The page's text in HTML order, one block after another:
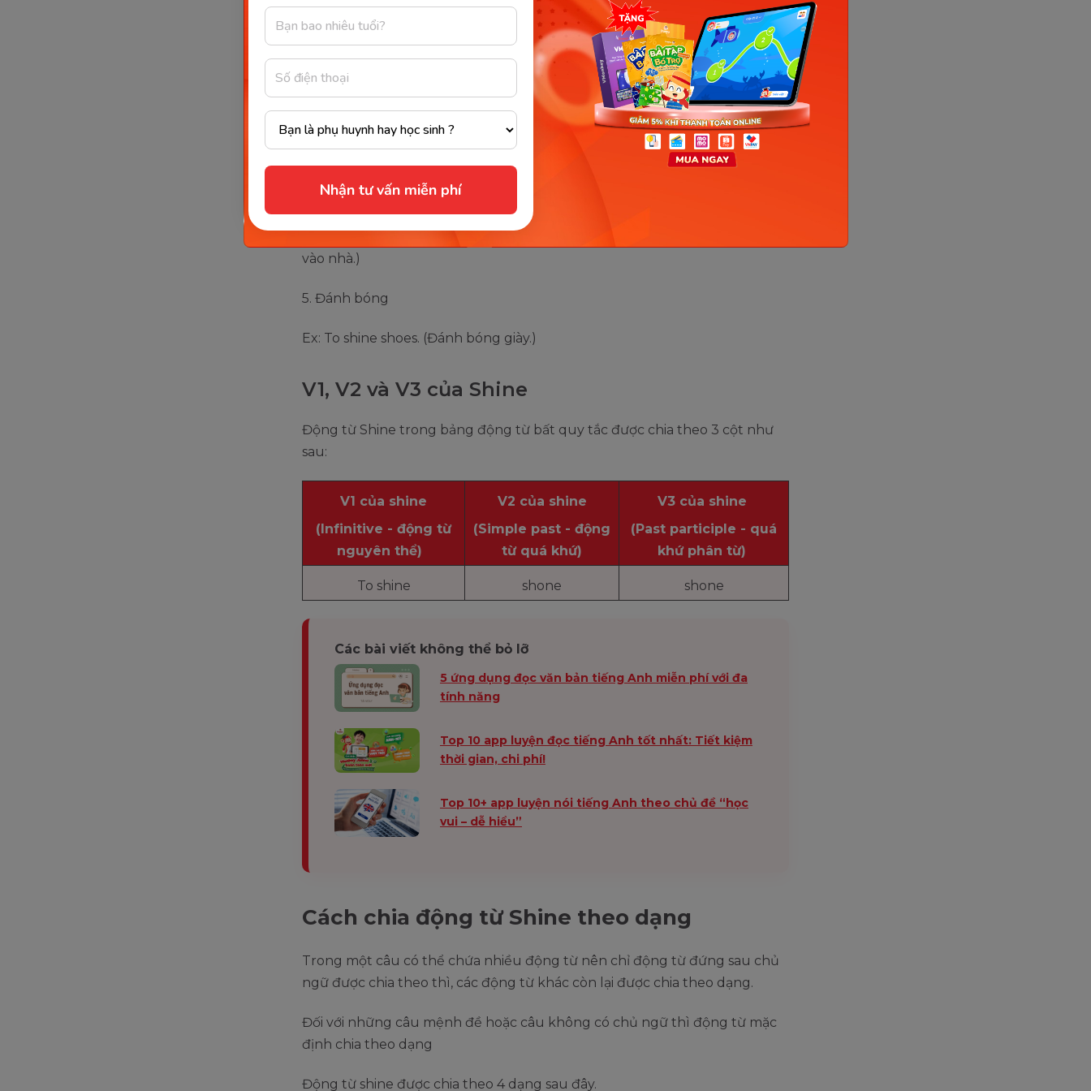
Nhận tư vấn miễn phí
Ex: Face shines with joy. (Mặt vui hớn hở.)
4. Chĩa ánh sáng về một hướng nào đó.
vào nhà.)
5. Đánh bóng
Ex: To shine shoes. (Đánh bóng giày.)
V1, V2 và V3 của Shine
Động từ Shine trong bảng động từ bất quy tắc được chia theo 3 cột như
sau:
V1 của shine
(Infinitive - động từ
nguyên thể)
V2 của shine
(Simple past - động
từ quá khứ)
V3 của shine
(Past participle - quá
khứ phân từ)
To shine shone shone
Các bài viết không thể bỏ lỡ
5 ứng dụng đọc văn bản tiếng Anh miễn phí với đa
tính năng
Top 10 app luyện đọc tiếng Anh tốt nhất: Tiết kiệm
thời gian, chi phí!
Top 10+ app luyện nói tiếng Anh theo chủ đề “học
vui – dễ hiểu”
Cách chia động từ Shine theo dạng
Trong một câu có thể chứa nhiều động từ nên chỉ động từ đứng sau chủ
ngữ được chia theo thì, các động từ khác còn lại được chia theo dạng.
Đối với những câu mệnh đề hoặc câu không có chủ ngữ thì động từ mặc
định chia theo dạng
Động từ shine được chia theo 4 dạng sau đây.